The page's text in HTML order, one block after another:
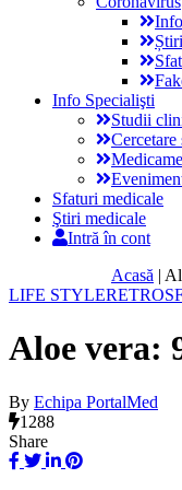
Info Specialişti
Studii
Cercetare
Sfaturi medicale
Ştiri medicale
Intră în cont
Acasă |
LIFE STYLERETRO
Aloe vera:
By Echipa PortalMed
1288
Share